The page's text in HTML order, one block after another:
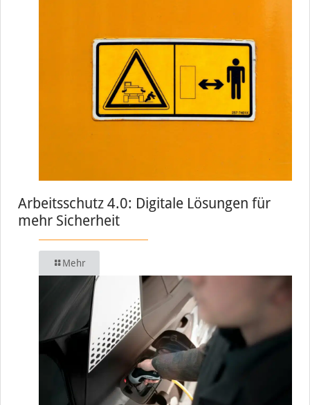
Arbeitsschutz 4.0: Digitale Lösungen für
mehr Sicherheit
Mehr